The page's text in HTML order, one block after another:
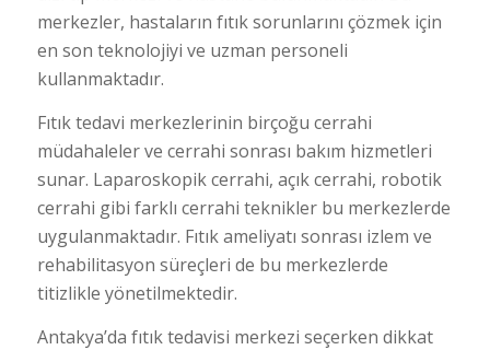
merkezler, hastaların fıtık sorunlarını çözmek için
en son teknolojiyi ve uzman personeli
kullanmaktadır.
Fıtık tedavi merkezlerinin birçoğu cerrahi
müdahaleler ve cerrahi sonrası bakım hizmetleri
sunar. Laparoskopik cerrahi, açık cerrahi, robotik
cerrahi gibi farklı cerrahi teknikler bu merkezlerde
uygulanmaktadır. Fıtık ameliyatı sonrası izlem ve
rehabilitasyon süreçleri de bu merkezlerde
titizlikle yönetilmektedir.
Antakya’da fıtık tedavisi merkezi seçerken dikkat